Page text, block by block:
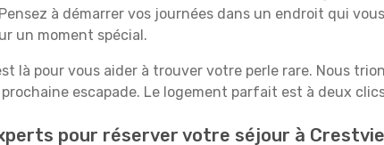
à démarrer vos journées dans un endroit qui
un moment spécial.
là pour vous aider à trouver votre perle rare. Nous
escapade. Le logement parfait est à deux
pour réserver votre séjour à